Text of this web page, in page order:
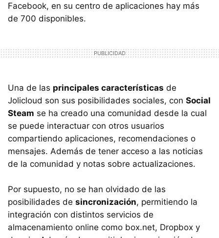
Facebook, en su centro de aplicaciones hay más
de 700 disponibles.
Una de las principales características de
Jolicloud son sus posibilidades sociales, con Social
Steam se ha creado una comunidad desde la cual
se puede interactuar con otros usuarios
compartiendo aplicaciones, recomendaciones o
mensajes. Además de tener acceso a las noticias
de la comunidad y notas sobre actualizaciones.
Por supuesto, no se han olvidado de las
posibilidades de sincronización, permitiendo la
integración con distintos servicios de
almacenamiento online como box.net, Dropbox y